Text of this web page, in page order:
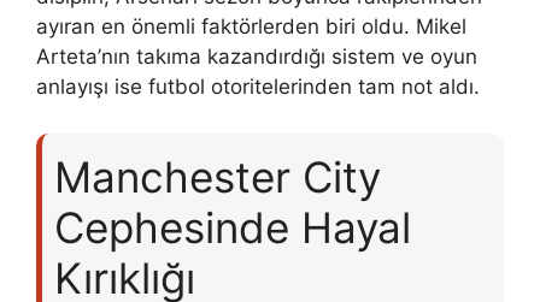
ayıran en önemli faktörlerden biri oldu. Mikel
Arteta’nın takıma kazandırdığı sistem ve oyun
anlayışı ise futbol otoritelerinden tam not aldı.
Manchester City
Cephesinde Hayal
Kırıklığı